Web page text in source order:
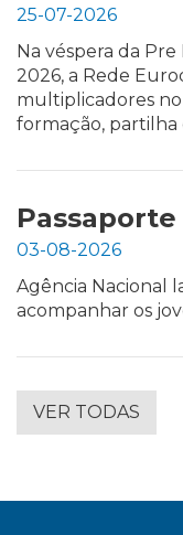
25-07-2026
Na véspera da
2026, a Rede
multiplicadores
formação,
03-08-2026
Agência Nacional
acompanhar os
VER TODAS